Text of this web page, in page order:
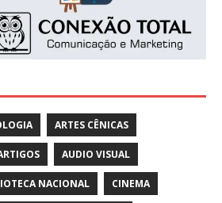
ARTES CÊNICAS
AUDIO VISUAL
NACIONAL CINEMA